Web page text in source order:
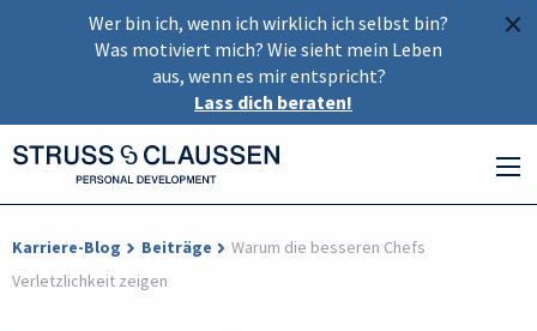
×
Wer bin ich, wenn ich wirklich ich selbst bin?
Was motiviert mich? Wie sieht mein Leben
aus, wenn es mir entspricht?
Lass dich beraten!
Karriere-Blog Beiträge
Warum die besseren Chefs
Verletzlichkeit zeigen